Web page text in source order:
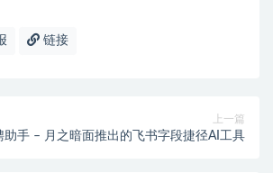
链接
上一篇
助手 – 月之暗面推出的飞书字段捷径AI工具